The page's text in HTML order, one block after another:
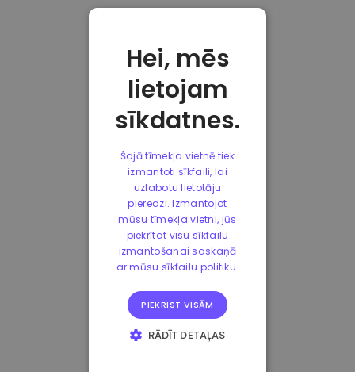
Hei, mēs
lietojam
sīkdatnes.
Šajā tīmekļa vietnē tiek
izmantoti sīkfaili, lai
uzlabotu lietotāju
pieredzi. Izmantojot
mūsu tīmekļa vietni, jūs
piekrītat visu sīkfailu
izmantošanai saskaņā
ar mūsu sīkfailu politiku.
PIEKRIST VISĀM
RĀDĪT DETAĻAS